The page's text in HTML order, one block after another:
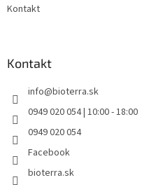
Kontakt
Kontakt
info@bioterra.sk
0949 020 054 | 10:00 - 18:00
0949 020 054
Facebook
bioterra.sk